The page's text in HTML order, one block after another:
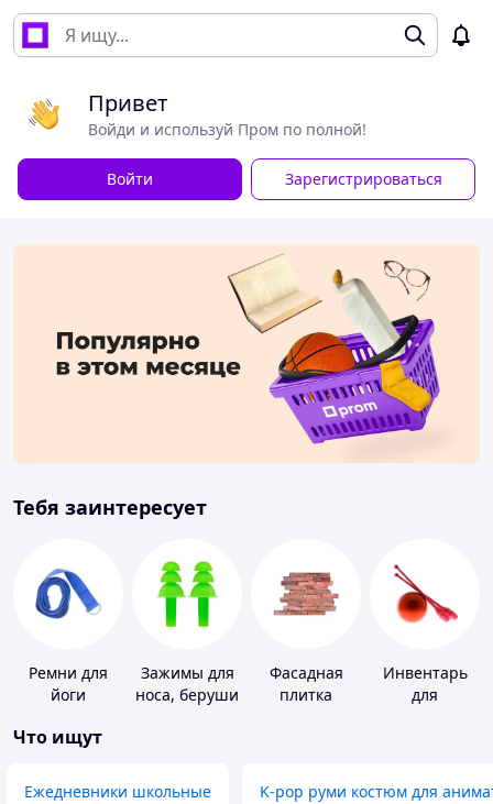
Привет
Войди и используй Пром по полной!
Войти Зарегистрироваться
Тебя заинтересует
Ремни для
йоги
Зажимы для
носа, беруши
Фасадная
плитка
Инвентарь
для
Что ищут
Ежедневники школьные K-pop руми костюм для